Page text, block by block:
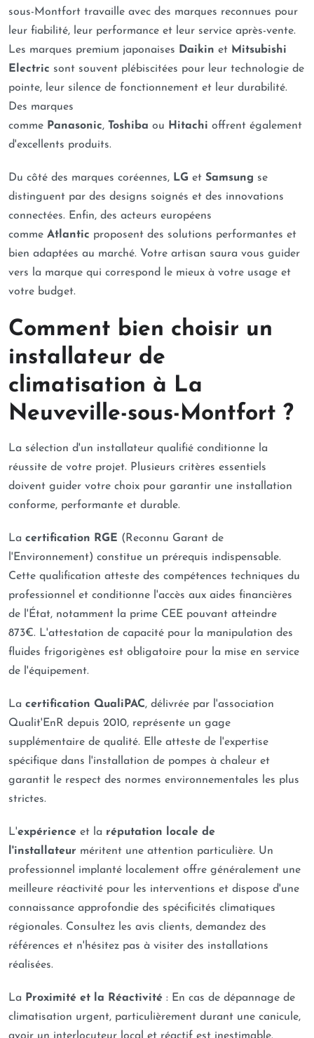
sous-Montfort travaille avec des marques reconnues pour
leur fiabilité, leur performance et leur service après-vente.
Les marques premium japonaises Daikin et Mitsubishi
Electric sont souvent plébiscitées pour leur technologie de
pointe, leur silence de fonctionnement et leur durabilité.
Des marques
comme Panasonic, Toshiba ou Hitachi offrent également
d'excellents produits.
Du côté des marques coréennes, LG et Samsung se
distinguent par des designs soignés et des innovations
connectées. Enfin, des acteurs européens
comme Atlantic proposent des solutions performantes et
bien adaptées au marché. Votre artisan saura vous guider
vers la marque qui correspond le mieux à votre usage et
votre budget.
Comment bien choisir un
installateur de
climatisation à La
Neuveville-sous-Montfort ?
La sélection d'un installateur qualifié conditionne la
réussite de votre projet. Plusieurs critères essentiels
doivent guider votre choix pour garantir une installation
conforme, performante et durable.
La certification RGE (Reconnu Garant de
l'Environnement) constitue un prérequis indispensable.
Cette qualification atteste des compétences techniques du
professionnel et conditionne l'accès aux aides financières
de l'État, notamment la prime CEE pouvant atteindre
873€. L'attestation de capacité pour la manipulation des
fluides frigorigènes est obligatoire pour la mise en service
de l'équipement.
La certification QualiPAC, délivrée par l'association
Qualit'EnR depuis 2010, représente un gage
supplémentaire de qualité. Elle atteste de l'expertise
spécifique dans l'installation de pompes à chaleur et
garantit le respect des normes environnementales les plus
strictes.
L'expérience et la réputation locale de
l'installateur méritent une attention particulière. Un
professionnel implanté localement offre généralement une
meilleure réactivité pour les interventions et dispose d'une
connaissance approfondie des spécificités climatiques
régionales. Consultez les avis clients, demandez des
références et n'hésitez pas à visiter des installations
réalisées.
La Proximité et la Réactivité : En cas de dépannage de
climatisation urgent, particulièrement durant une canicule,